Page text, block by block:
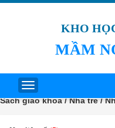
KHO
MẦM
Sách giáo khoa / Nhà trẻ /